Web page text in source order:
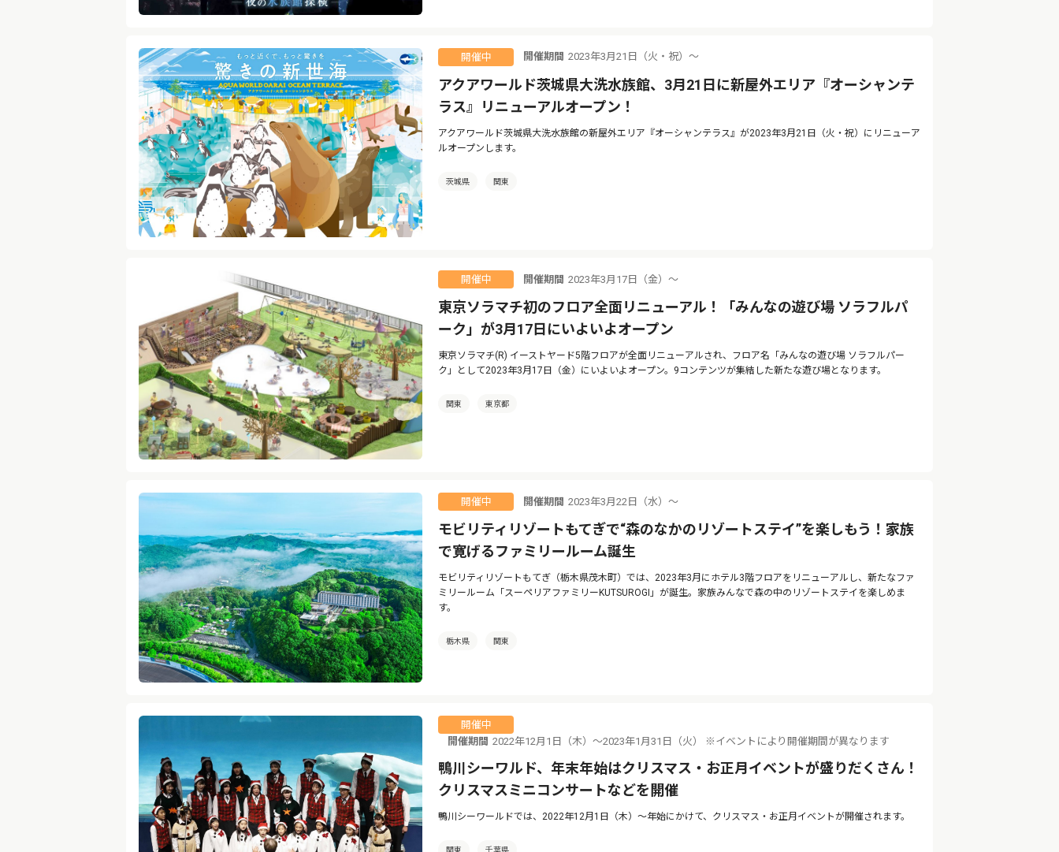
開催中 開催期間 2023年3月21日（火・祝）〜
アクアワールド茨城県大洗水族館、3月21日に新屋外エリア『オーシャンテ
ラス』リニューアルオープン！
アクアワールド茨城県大洗水族館の新屋外エリア『オーシャンテラス』が2023年3月21日（火・祝）にリニューア
ルオープンします。
茨城県 関東
開催中 開催期間 2023年3月17日（金）〜
東京ソラマチ初のフロア全面リニューアル！「みんなの遊び場 ソラフルパ
ーク」が3月17日にいよいよオープン
東京ソラマチ(R) イーストヤード5階フロアが全面リニューアルされ、フロア名「みんなの遊び場 ソラフルパー
ク」として2023年3月17日（金）にいよいよオープン。9コンテンツが集結した新たな遊び場となります。
関東 東京都
開催中 開催期間 2023年3月22日（水）〜
モビリティリゾートもてぎで“森のなかのリゾートステイ”を楽しもう！家族
で寛げるファミリールーム誕生
モビリティリゾートもてぎ（栃木県茂木町）では、2023年3月にホテル3階フロアをリニューアルし、新たなファ
ミリールーム「スーペリアファミリーKUTSUROGI」が誕生。家族みんなで森の中のリゾートステイを楽しめま
す。
栃木県 関東
開催中
開催期間 2022年12月1日（木）〜2023年1月31日（火） ※イベントにより開催期間が異なります
鴨川シーワルド、年末年始はクリスマス・お正月イベントが盛りだくさん！
クリスマスミニコンサートなどを開催
鴨川シーワールドでは、2022年12月1日（木）〜年始にかけて、クリスマス・お正月イベントが開催されます。
関東 千葉県